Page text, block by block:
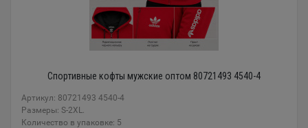
Спортивные кофты мужские оптом 80721493 4540-4
Артикул: 80721493 4540-4
Размеры: S-2XL.
Количество в упаковке: 5